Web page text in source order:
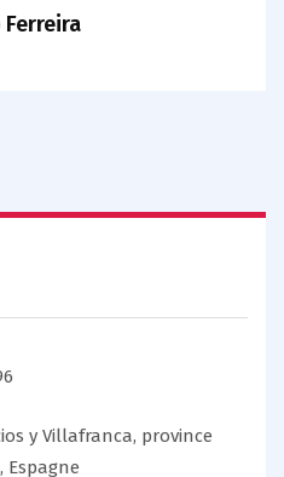
y Villafranca, province
Espagne